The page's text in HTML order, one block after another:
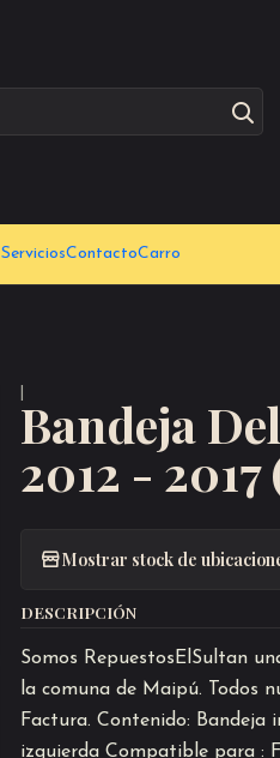
ServiciosContactoCarro
Bandeja
2012 -
Mostrar stock de
DESCRIPCIÓN
Somos RepuestosElSultan
la comuna de Maipú. Todos
Factura. Contenido:
izquierda Compatible para :